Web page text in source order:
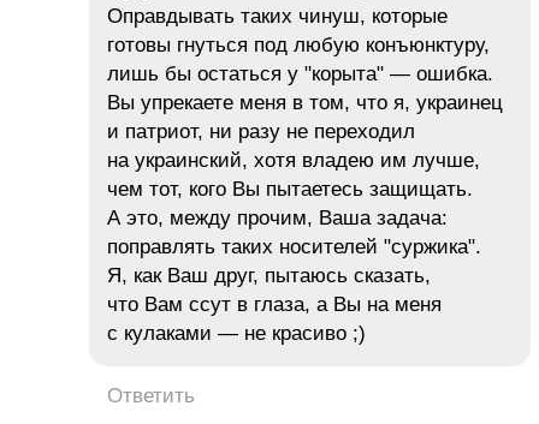
Оправдывать таких чинуш, которые
готовы гнуться под любую конъюнктуру,
лишь бы остаться у "корыта" — ошибка.
Вы упрекаете меня в том, что я, украинец
и патриот, ни разу не переходил
на украинский, хотя владею им лучше,
чем тот, кого Вы пытаетесь защищать.
А это, между прочим, Ваша задача:
поправлять таких носителей "суржика".
Я, как Ваш друг, пытаюсь сказать,
что Вам ссут в глаза, а Вы на меня
с кулаками — не красиво ;)
Ответить